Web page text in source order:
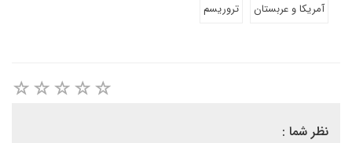
آمریکا و عربستان
تروریسم
نظر شما :